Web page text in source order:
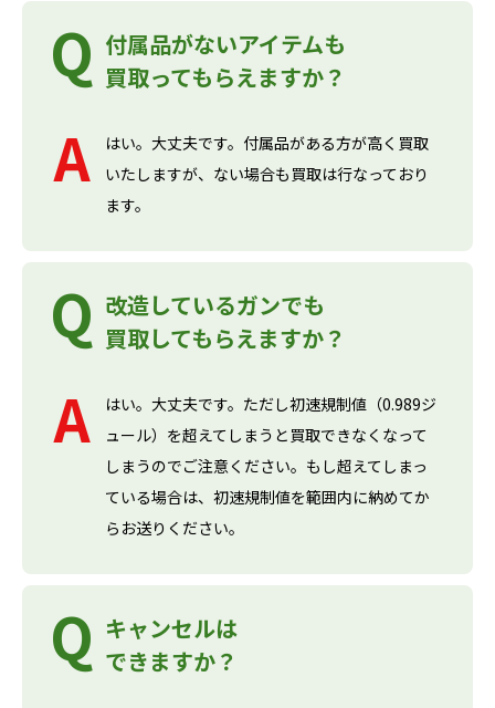
付属品がないアイテムも
買取ってもらえますか？
はい。大丈夫です。付属品がある方が高く買取
いたしますが、ない場合も買取は行なっており
ます。
改造しているガンでも
買取してもらえますか？
はい。大丈夫です。ただし初速規制値（0.989ジ
ュール）を超えてしまうと買取できなくなって
しまうのでご注意ください。もし超えてしまっ
ている場合は、初速規制値を範囲内に納めてか
らお送りください。
キャンセルは
できますか？